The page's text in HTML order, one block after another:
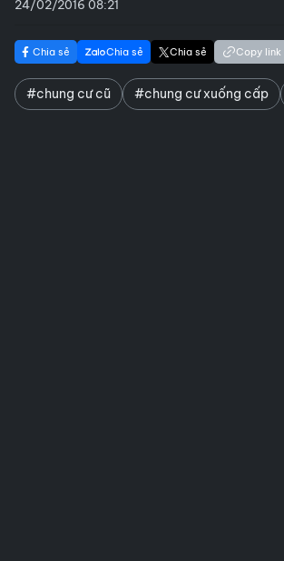
24/02/2016 08:21
Chia sẻ Chia sẻ Chia sẻ Copy link
#chung cư cũ #chung cư xuống cấp